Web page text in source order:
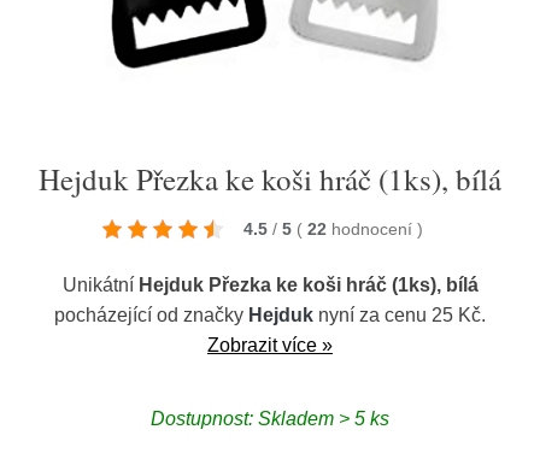
Hejduk Přezka ke koši hráč (1ks), bílá
4.5 / 5 ( 22 hodnocení )
Unikátní Hejduk Přezka ke koši hráč (1ks), bílá
pocházející od značky Hejduk nyní za cenu 25 Kč.
Zobrazit více »
Dostupnost: Skladem > 5 ks